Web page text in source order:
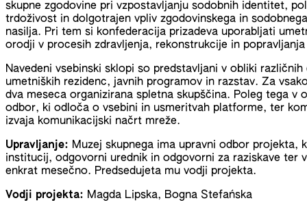
skupne zgodovine pri vzpostavljanju sodobnih identitet,
trdoživost in dolgotrajen vpliv zgodovinskega in
nasilja. Pri tem si konfederacija prizadeva uporabljati
orodji v procesih zdravljenja, rekonstrukcije in
Navedeni vsebinski sklopi so predstavljani v obliki
umetniških rezidenc, javnih programov in razstav. Za
dva meseca organizirana spletna skupščina. Poleg tega v
odbor, ki odloča o vsebini in usmeritvah platforme, ter
izvaja komunikacijski načrt mreže.
Upravljanje: Muzej skupnega ima upravni odbor projekta,
institucij, odgovorni urednik in odgovorni za raziskave ter
enkrat mesečno. Predsedujeta mu vodji projekta.
Vodji projekta: Magda Lipska, Bogna Stefańska